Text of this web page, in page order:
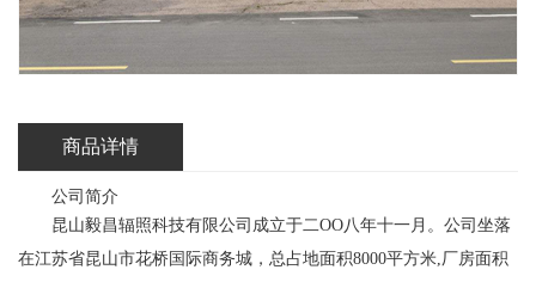
商品详情
公司简介
昆山毅昌辐照科技有限公司成立于二OO八年十一月。公司坐落
在江苏省昆山市花桥国际商务城，总占地面积8000平方米,厂房面积